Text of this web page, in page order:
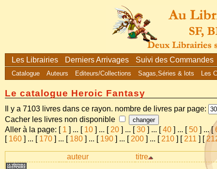
Les Librairies Derniers Arrivages Suivi des Commandes
Catalogue Auteurs Editeurs/Collections Sagas,Séries & lots Les
Le catalogue Heroic Fantasy
Il y a 7103 livres dans ce rayon. nombre de livres par page:
Cacher les livres non disponible
Aller à la page: [ 1 ] ... [ 10 ] ... [ 20 ] ... [30 ] ... [40 ] ... [ 50 ] ...[
[ 160 ] ... [ 170 ] ... [ 180 ] ... [ 190 ] ... [ 200 ] ... [ 210 ] [ 211 ] [
auteur titre